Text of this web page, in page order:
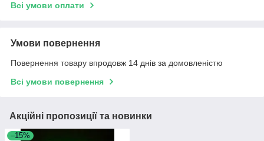
Всі умови оплати
Умови повернення
Повернення товару впродовж 14 днів за домовленістю
Всі умови повернення
Акційні пропозиції та новинки
–15%